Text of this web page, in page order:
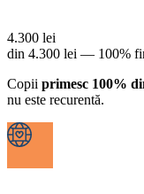
4.300 lei
din 4.300 lei — 100%
Copii primesc 100%
nu este recurentă.